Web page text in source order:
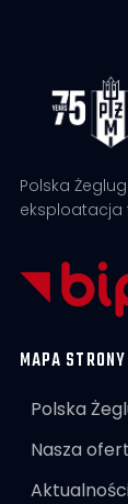
Polska
eksploatacja
MAPA STRONY
Polska
Nasza